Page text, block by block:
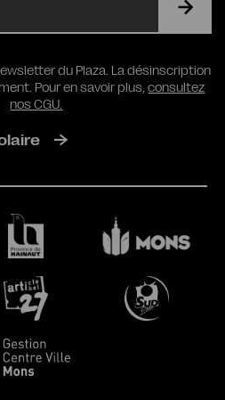
RGPDdu Plaza. La désinscription
Pour en savoir plus,consultez
nos CGU.